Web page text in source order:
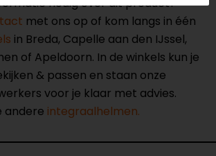
met ons op of kom langs in één
in Breda, Capelle aan den IJssel,
of Apeldoorn. In de winkels kun je
& passen en staan onze
voor je klaar met advies.
andere integraalhelmen.